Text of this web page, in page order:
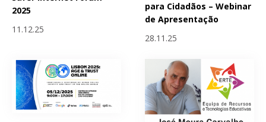
2025
11.12.25
para Cidadãos – Webinar
de Apresentação
28.11.25